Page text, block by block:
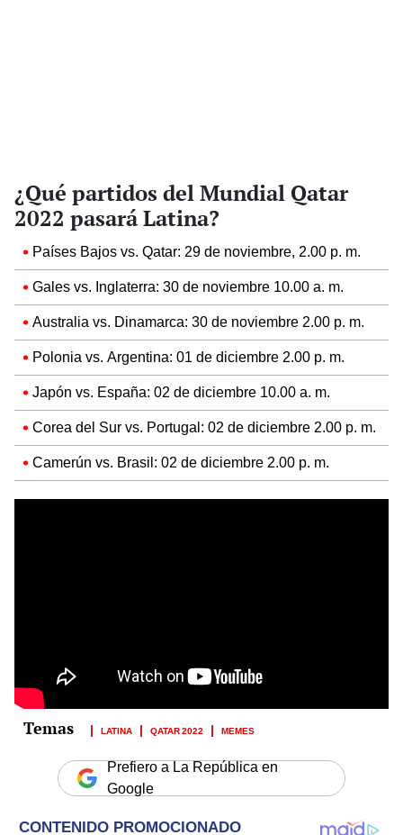
¿Qué partidos del Mundial Qatar
2022 pasará Latina?
Países Bajos vs. Qatar: 29 de noviembre, 2.00 p. m.
Gales vs. Inglaterra: 30 de noviembre 10.00 a. m.
Australia vs. Dinamarca: 30 de noviembre 2.00 p. m.
Polonia vs. Argentina: 01 de diciembre 2.00 p. m.
Japón vs. España: 02 de diciembre 10.00 a. m.
Corea del Sur vs. Portugal: 02 de diciembre 2.00 p. m.
Camerún vs. Brasil: 02 de diciembre 2.00 p. m.
LATINA QATAR 2022 MEMES
Prefiero a La República en
Google